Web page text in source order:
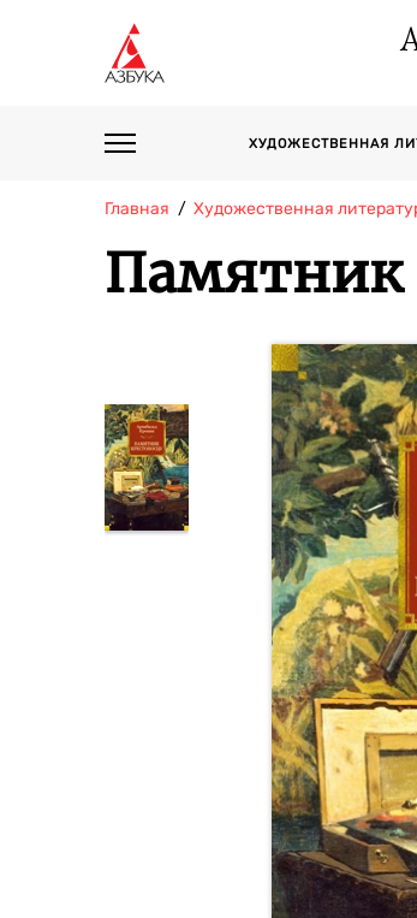
ХУДОЖЕСТВЕННАЯ
Главная Художественная
Памятник